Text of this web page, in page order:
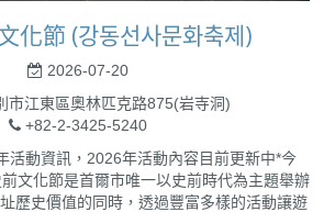
化節 (강동선사문화축제)
2026-07-20
市江東區奧林匹克路875(岩寺洞)
+82-2-3425-5240
活動資訊，2026年活動內容目前更新中*今
文化節是首爾市唯一以史前時代為主題舉辦
歷史價值的同時，透過豐富多樣的活動讓遊